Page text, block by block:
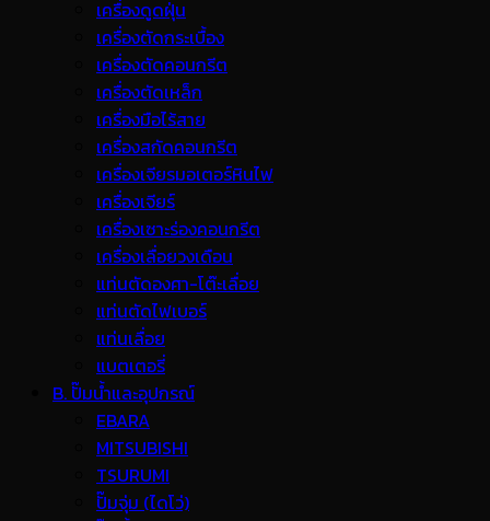
เครื่องดูดฝุ่น
เครื่องตัดกระเบื้อง
เครื่องตัดคอนกรีต
เครื่องตัดเหล็ก
เครื่องมือไร้สาย
เครื่องสกัดคอนกรีต
เครื่องเจียรมอเตอร์หินไฟ
เครื่องเจียร์
เครื่องเซาะร่องคอนกรีต
เครื่องเลื่อยวงเดือน
แท่นตัดองศา-โต๊ะเลื่อย
แท่นตัดไฟเบอร์
แท่นเลื่อย
แบตเตอรี่
B. ปั๊มน้ำและอุปกรณ์
EBARA
MITSUBISHI
TSURUMI
ปั๊มจุ่ม (ไดโว่)